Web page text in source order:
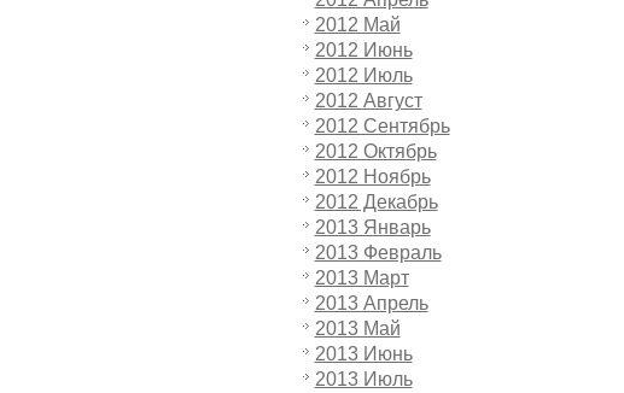
2012 Май
2012 Июнь
2012 Июль
2012 Август
2012 Сентябрь
2012 Октябрь
2012 Ноябрь
2012 Декабрь
2013 Январь
2013 Февраль
2013 Март
2013 Апрель
2013 Май
2013 Июнь
2013 Июль